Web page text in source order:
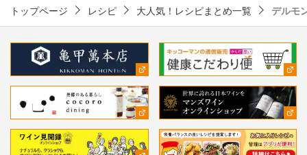
トップページ レシピ 大人気！レシピまとめ一覧 デルモ